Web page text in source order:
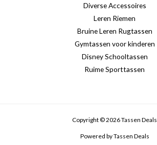
Diverse Accessoires
Leren Riemen
Bruine Leren Rugtassen
Gymtassen voor kinderen
Disney Schooltassen
Ruime Sporttassen
Copyright © 2026 Tassen Deals
Powered by Tassen Deals